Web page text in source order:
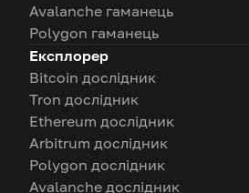
Avalanche гаманець
Polygon гаманець
Експлорер
Bitcoin дослідник
Tron дослідник
Ethereum дослідник
Arbitrum дослідник
Polygon дослідник
Avalanche дослідник